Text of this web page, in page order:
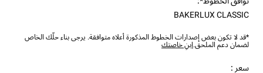
BAKERLUX CLASSIC
*قد لا تكون بعض إصدارات الخطوط المذكورة أعلاه متوافقة. يرجى بناء حلّك الخاص
لضمان دعم الملحق.ابنِ خاصتك
سعر :